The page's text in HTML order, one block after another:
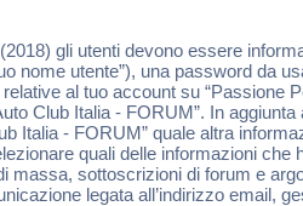
gli utenti devono essere
nome utente”), una password da
al tuo account su “Passione
Club Italia - FORUM”. In
Italia - FORUM” quale altra
quali delle informazioni
massa, sottoscrizioni di forum e
legata all’indirizzo email,